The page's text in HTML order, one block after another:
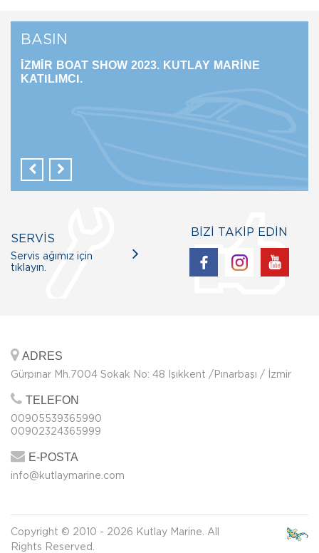
BASIN
İZMİR BOAT SHOW 2023. KUTLAY MARİNE
KATILIMCI.
SERVİS
Servis ağımız için
tıklayın.
BİZİ TAKİP EDİN
ADRES
Gürpınar Mh.7004 Sokak No: 48 Işıkkent /Pınarbaşı / İzmir
TELEFON
00905539365990
00902324365999
E-POSTA
info@kutlaymarine.com
Copyright © 2010 - 2026 Kutlay Marine. All
Rights Reserved.